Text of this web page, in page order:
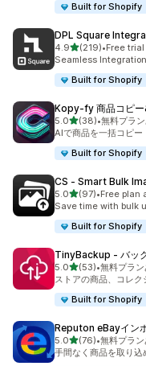
Built for Shopify
DPL Square
4.95つ星中
(219)
合計レビュー数：219
•Free
Seamless
Built for Shopify
Kopy‑fy 商品コピー
5.05つ星中
(38)
合計レビュー数：38件
•無料プラン
AIで商品を一括コピー
Built for Shopify
CS ‑ Smart Bulk
5.05つ星中
(97)
合計レビュー数：97件
•Free plan
Save time with bulk
Built for Shopify
TinyBackup ‑ バッ
5.05つ星中
(53)
合計レビュー数：53件
•無料プラン
ストアの商品、コレ
Built for Shopify
Reputon eBayイン
5.05つ星中
(76)
合計レビュー数：76件
•無料プラン
手間なく商品を取り